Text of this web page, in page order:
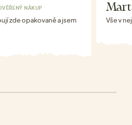
NÁKUP
zde opakovaně a jsem
Vše v